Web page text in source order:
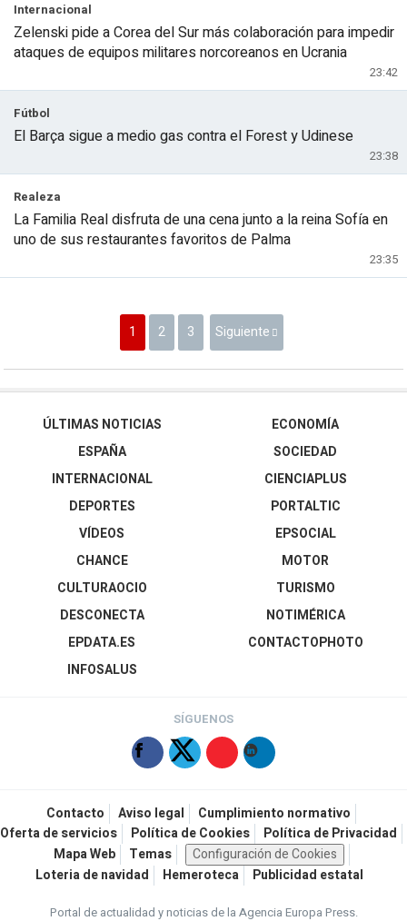
23:42
Internacional
Zelenski pide a Corea del Sur más colaboración para impedir
ataques de equipos militares norcoreanos en Ucrania
23:38
Fútbol
El Barça sigue a medio gas contra el Forest y Udinese
23:35
Realeza
La Familia Real disfruta de una cena junto a la reina Sofía en
uno de sus restaurantes favoritos de Palma
1 2 3 Siguiente
ÚLTIMAS NOTICIAS
ESPAÑA
INTERNACIONAL
DEPORTES
VÍDEOS
ECONOMÍA
SOCIEDAD
CIENCIAPLUS
PORTALTIC
EPSOCIAL
CHANCE
CULTURAOCIO
DESCONECTA
EPDATA.ES
INFOSALUS
MOTOR
TURISMO
NOTIMÉRICA
CONTACTOPHOTO
SÍGUENOS
Contacto Aviso legal
Cumplimiento normativo
Oferta de servicios
Política de Cookies
Política de Privacidad
Mapa Web
Temas
Configuración de Cookies
Loteria de navidad
Hemeroteca Publicidad estatal
Portal de actualidad y noticias de la Agencia Europa Press.